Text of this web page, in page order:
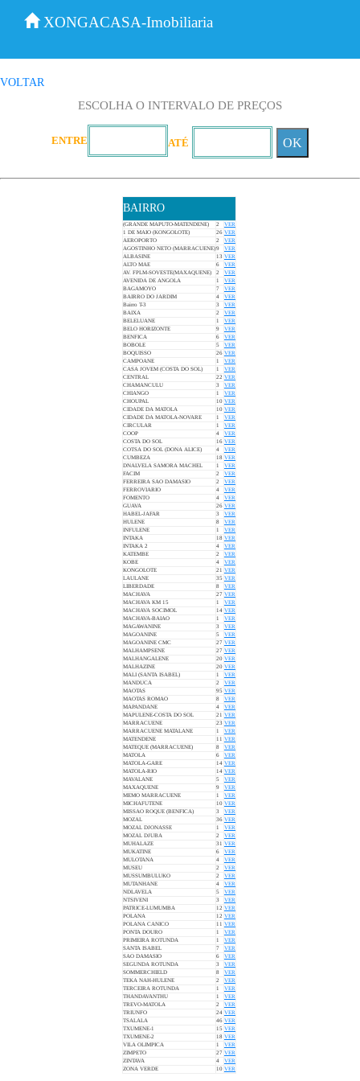
XONGACASA-Imobiliaria
VOLTAR
ESCOLHA O INTERVALO DE PREÇOS
ENTRE ATÉ OK
BAIRRO
(GRANDE MAPUTO-MATENDENE) 2
VER
1 DE MAIO (KONGOLOTE)
26 VER
AEROPORTO
2
VER
AGOSTINHO NETO (MARRACUENE)9
VER
ALBASINE
13 VER
ALTO MAE
6
VER
AV. FPLM-SOVESTE(MAXAQUENE)
2
VER
AVENIDA DE ANGOLA
1
VER
BAGAMOYO
7
VER
BAIRRO DO JARDIM
4
VER
Bairro T-3
3
VER
BAIXA
2
VER
BELELUANE
1
VER
BELO HORIZONTE
9
VER
BENFICA
6
VER
BOBOLE
5
VER
BOQUISSO
26 VER
CAMPOANE
1
VER
CASA JOVEM (COSTA DO SOL)
1
VER
CENTRAL
22 VER
CHAMANCULU
3
VER
CHIANGO
1
VER
CHOUPAL
10 VER
CIDADE DA MATOLA
10 VER
CIDADE DA MATOLA-NOVARE
1
VER
CIRCULAR
1
VER
COOP
4
VER
COSTA DO SOL
16 VER
COTSA DO SOL (DONA ALICE)
4
VER
CUMBEZA
18 VER
DNALVELA SAMORA MACHEL
1
VER
FACIM
2
VER
FERREIRA SAO DAMASIO
2
VER
FERROVIARIO
4
VER
FOMENTO
4
VER
GUAVA
26 VER
HABEL-JAFAR
3
VER
HULENE
8
VER
INFULENE
1
VER
INTAKA
18 VER
INTAKA 2
4
VER
KATEMBE
2
VER
KOBE
4
VER
KONGOLOTE
21 VER
LAULANE
35 VER
LIBERDADE
8
VER
MACHAVA
27 VER
MACHAVA KM 15
1
VER
MACHAVA SOCIMOL
14 VER
MACHAVA-BAIAO
1
VER
MAGAWANINE
3
VER
MAGOANINE
5
VER
MAGOANINE CMC
27 VER
MALHAMPSENE
27 VER
MALHANGALENE
20 VER
MALHAZINE
20 VER
MALI (SANTA ISABEL)
1
VER
MANDUCA
2
VER
MAOTAS
95 VER
MAOTAS ROMAO
8
VER
MAPANDANE
4
VER
MAPULENE-COSTA DO SOL
21 VER
MARRACUENE
23 VER
MARRACUENE MATALANE
1
VER
MATENDENE
11 VER
MATEQUE (MARRACUENE)
8
VER
MATOLA
6
VER
MATOLA-GARE
14 VER
MATOLA-RIO
14 VER
MAVALANE
5
VER
MAXAQUENE
9
VER
MEMO MARRACUENE
1
VER
MICHAFUTENE
10 VER
MISSAO ROQUE (BENFICA)
3
VER
MOZAL
36 VER
MOZAL DJONASSE
1
VER
MOZAL DJUBA
2
VER
MUHALAZE
31 VER
MUKATINE
6
VER
MULOTANA
4
VER
MUSEU
2
VER
MUSSUMBULUKO
2
VER
MUTANHANE
4
VER
NDLAVELA
5
VER
NTSIVENI
3
VER
PATRICE-LUMUMBA
12 VER
POLANA
12 VER
POLANA CANICO
11 VER
PONTA DOURO
1
VER
PRIMEIRA ROTUNDA
1
VER
SANTA ISABEL
7
VER
SAO DAMASIO
6
VER
SEGUNDA ROTUNDA
3
VER
SOMMERCHIELD
8
VER
TEKA NAH-HULENE
2
VER
TERCEIRA ROTUNDA
1
VER
THANDAVANTHU
1
VER
TREVO-MATOLA
2
VER
TRIUNFO
24 VER
TSALALA
46 VER
TXUMENE-1
15 VER
TXUMENE-2
18 VER
VILA OLIMPICA
1
VER
ZIMPETO
27 VER
ZINTAVA
4
VER
ZONA VERDE
10 VER